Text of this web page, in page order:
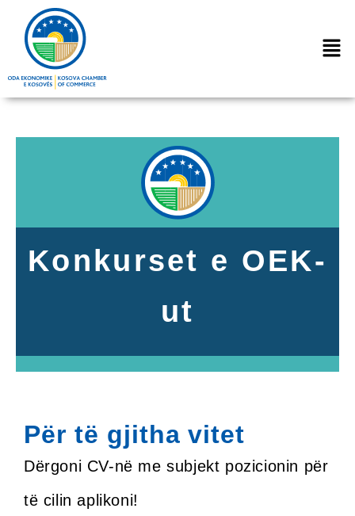
Konkurset e OEK-
ut
Për të gjitha vitet
Dërgoni CV-në me subjekt pozicionin për
të cilin aplikoni!